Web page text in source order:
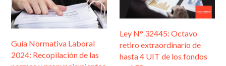
Guía Normativa Laboral
2024: Recopilación de las
Ley N° 32445: Octavo
retiro extraordinario de
hasta 4 UIT de los fondos